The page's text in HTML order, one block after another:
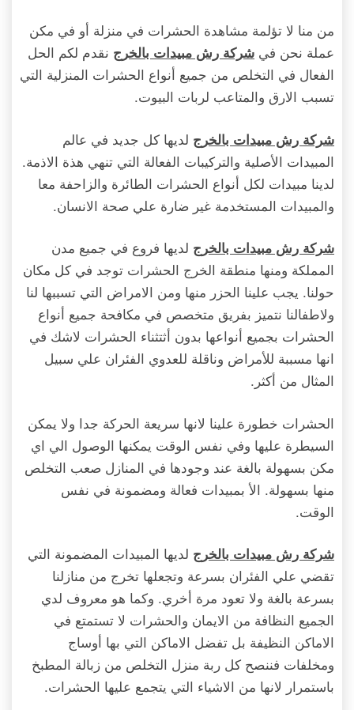
من منا لا تؤلمة مشاهدة الحشرات في منزلة أو في مكن
عملة نحن في شركة رش مبيدات بالخرج نقدم لكم الحل
الفعال في التخلص من جميع أنواع الحشرات المنزلية التي
تسبب الارق والمتاعب لربات البيوت.
شركة رش مبيدات بالخرج لديها كل جديد في عالم
المبيدات الأصلية والتركيبات الفعالة التي تنهي هذة الاذمة.
لدينا مبيدات لكل أنواع الحشرات الطائرة والزاحفة معا
والمبيدات المستخدمة غير ضارة علي صحة الانسان.
شركة رش مبيدات بالخرج لديها فروع في جميع مدن
المملكة ومنها منطقة الخرج الحشرات توجد في كل مكان
حولنا. يجب علينا الحزر منها ومن الامراض التي تسببها لنا
ولاطفالنا نتميز بفريق متخصص في مكافحة جميع أنواع
الحشرات بجميع أنواعها بدون أثتثناء الحشرات لاشك في
انها مسببة للأمراض وناقلة للعدوي الفئران علي سبيل
المثال من أكثر.
الحشرات خطورة علينا لانها سريعة الحركة جدا ولا يمكن
السيطرة عليها وفي نفس الوقت يمكنها الوصول الي اي
مكن بسهولة بالغة عند وجودها في المنازل صعب التخلص
منها بسهولة. الأ بمبيدات فعالة ومضمونة في نفس
الوقت.
شركة رش مبيدات بالخرج لديها المبيدات المضمونة التي
تقضي علي الفئران بسرعة وتجعلها تخرج من منازلنا
بسرعة بالغة ولا تعود مرة أخري. وكما هو معروف لدي
الجميع النظافة من الايمان والحشرات لا تستمتع في
الاماكن النظيفة بل تفضل الاماكن التي بها أوساج
ومخلفات فننصح كل ربة منزل التخلص من زبالة المطبخ
باستمرار لانها من الاشياء التي يتجمع عليها الحشرات.